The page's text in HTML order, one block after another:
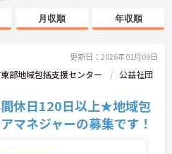
月収順 年収順
更新日：2026年01月09日
部地域包括支援センター
公益社団
間休日120日以上★地域包
マネジャーの募集です！